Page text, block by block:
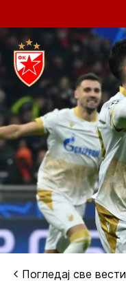
Погледај све вести